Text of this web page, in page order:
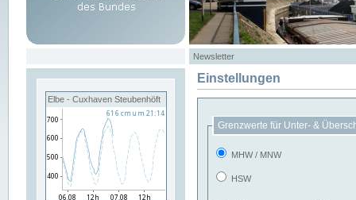
Newsletter
Elbe - Cuxhaven Steubenhöft
Einstellungen
Grenzwerte für Unter- &
MHW / MNW
HSW